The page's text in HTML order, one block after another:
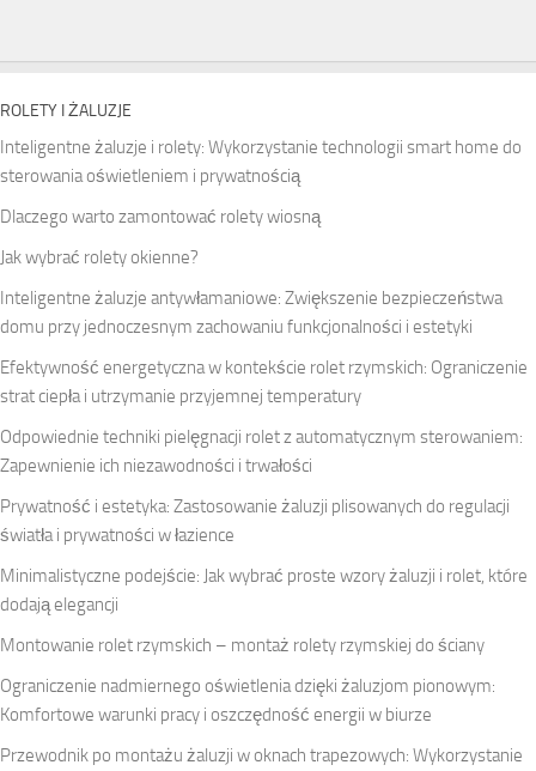
ROLETY I ŻALUZJE
Inteligentne żaluzje i rolety: Wykorzystanie technologii smart home do
sterowania oświetleniem i prywatnością
Dlaczego warto zamontować rolety wiosną
Jak wybrać rolety okienne?
Inteligentne żaluzje antywłamaniowe: Zwiększenie bezpieczeństwa
domu przy jednoczesnym zachowaniu funkcjonalności i estetyki
Efektywność energetyczna w kontekście rolet rzymskich: Ograniczenie
strat ciepła i utrzymanie przyjemnej temperatury
Odpowiednie techniki pielęgnacji rolet z automatycznym sterowaniem:
Zapewnienie ich niezawodności i trwałości
Prywatność i estetyka: Zastosowanie żaluzji plisowanych do regulacji
światła i prywatności w łazience
Minimalistyczne podejście: Jak wybrać proste wzory żaluzji i rolet, które
dodają elegancji
Montowanie rolet rzymskich – montaż rolety rzymskiej do ściany
Ograniczenie nadmiernego oświetlenia dzięki żaluzjom pionowym:
Komfortowe warunki pracy i oszczędność energii w biurze
Przewodnik po montażu żaluzji w oknach trapezowych: Wykorzystanie